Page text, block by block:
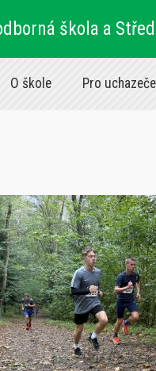
škola a
O škole Pro uchazeče